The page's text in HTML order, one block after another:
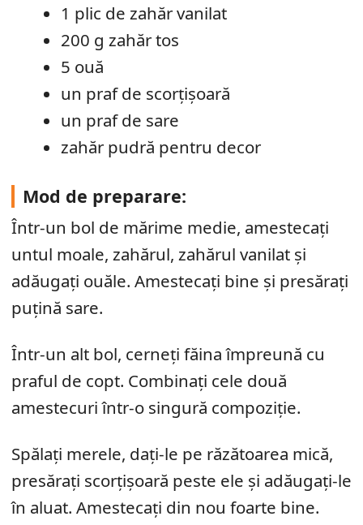
1 plic de zahăr vanilat
200 g zahăr tos
5 ouă
un praf de scorțișoară
un praf de sare
zahăr pudră pentru decor
Mod de preparare:
Într-un bol de mărime medie, amestecați
untul moale, zahărul, zahărul vanilat și
adăugați ouăle. Amestecați bine și presărați
puțină sare.
Într-un alt bol, cerneți făina împreună cu
praful de copt. Combinați cele două
amestecuri într-o singură compoziție.
Spălați merele, dați-le pe răzătoarea mică,
presărați scorțișoară peste ele și adăugați-le
în aluat. Amestecați din nou foarte bine.